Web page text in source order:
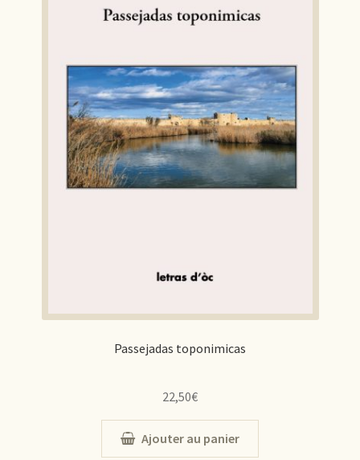
Passejadas toponimicas
22,50€
Ajouter au panier